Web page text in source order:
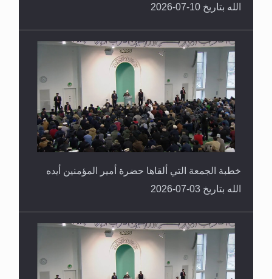
الله بتاريخ 10-07-2026
خطبة الجمعة التي ألقاها حضرة أمير المؤمنين أيده
الله بتاريخ 03-07-2026